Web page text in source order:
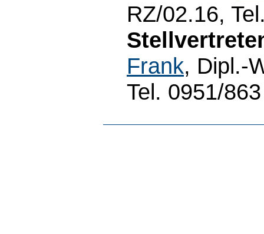
RZ/02.16,
Frank, Dipl.-
Tel. 0951/